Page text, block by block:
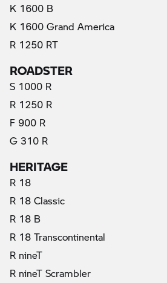
K 1600 B
K 1600 Grand America
R 1250 RT
ROADSTER
S 1000 R
R 1250 R
F 900 R
G 310 R
HERITAGE
R 18
R 18 Classic
R 18 B
R 18 Transcontinental
R nineT
R nineT Scrambler